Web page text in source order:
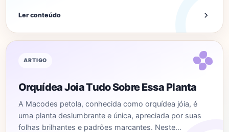
Ler conteúdo
ARTIGO
Orquídea Joia Tudo Sobre Essa Planta
A Macodes petola, conhecida como orquídea jóia, é
uma planta deslumbrante e única, apreciada por suas
folhas brilhantes e padrões marcantes. Neste…